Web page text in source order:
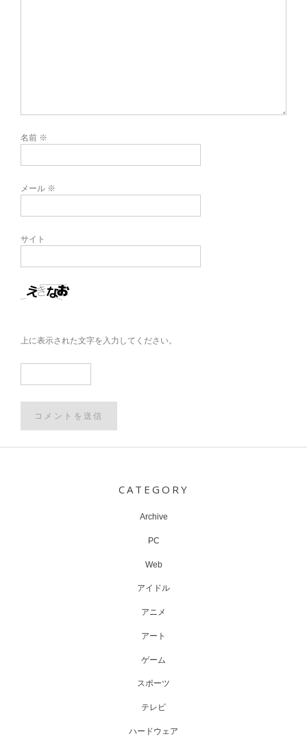
名前 ※
メール ※
サイト
上に表示された文字を入力してください。
CATEGORY
Archive
PC
Web
アイドル
アニメ
アート
ゲーム
スポーツ
テレビ
ハードウェア